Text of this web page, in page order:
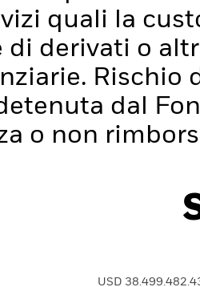
quali la
di derivati o
Rischio
dal
o non
USD